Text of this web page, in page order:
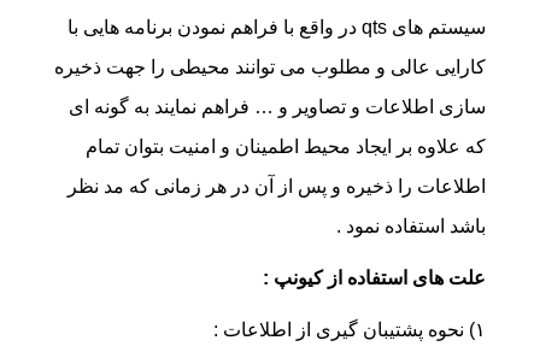
سیستم های qts در واقع با فراهم نمودن برنامه هایی با
کارایی عالی و مطلوب می توانند محیطی را جهت ذخیره
سازی اطلاعات و تصاویر و … فراهم نمایند به گونه ای
که علاوه بر ایجاد محیط اطمینان و امنیت بتوان تمام
اطلاعات را ذخیره و پس از آن در هر زمانی که مد نظر
باشد استفاده نمود .
علت های استفاده از کیونپ :
۱) نحوه پشتیبان گیری از اطلاعات :